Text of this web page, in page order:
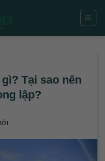
Tại sao nên
lập?